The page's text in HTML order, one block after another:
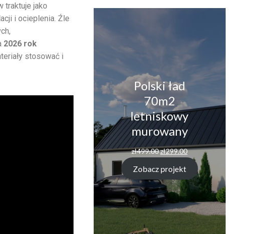
traktuje jako
i ocieplenia. Źle
2026 rok
stosować i
Polski ład
70m2
letniskowy
murowany
zł499.00zł299.00
Zobacz projekt